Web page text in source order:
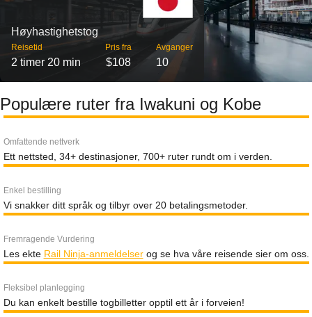
Høyhastighetstog
Reisetid
2 timer 20 min
Pris fra
$108
Avganger
10
Populære ruter fra Iwakuni og Kobe
Omfattende nettverk
Ett nettsted, 34+ destinasjoner, 700+ ruter rundt om i verden.
Enkel bestilling
Vi snakker ditt språk og tilbyr over 20 betalingsmetoder.
Fremragende Vurdering
Les ekte Rail Ninja-anmeldelserog se hva våre reisende sier om oss.
Fleksibel planlegging
Du kan enkelt bestille togbilletter opptil ett år i forveien!